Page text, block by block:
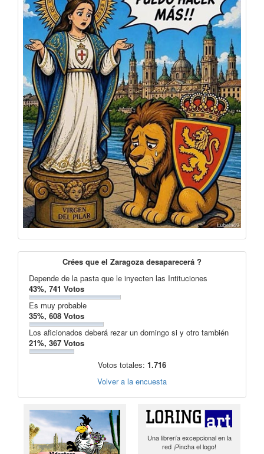
Crées que el Zaragoza desaparecerá ?
Depende de la pasta que le inyecten las Intituciones
43%, 741 Votos
Es muy probable
35%, 608 Votos
Los aficionados deberá rezar un domingo si y otro también
21%, 367 Votos
Votos totales: 1.716
Volver a la encuesta
Una librería excepcional en la
red ¡Pincha el logo!